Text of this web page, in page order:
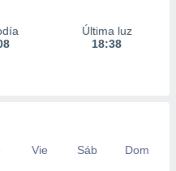
Última luz
18:38
Vie Sáb
Dom